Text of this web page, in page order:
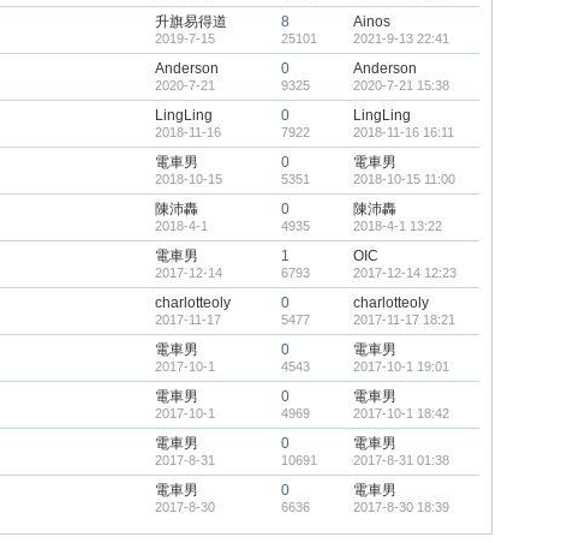
升旗易得道
2019-7-15
8
25101
Ainos
2021-9-13 22:41
Anderson
2020-7-21
0
9325
Anderson
2020-7-21 15:38
LingLing
2018-11-16
0
7922
LingLing
2018-11-16 16:11
電車男
2018-10-15
0
5351
電車男
2018-10-15 11:00
陳沛轟
2018-4-1
0
4935
陳沛轟
2018-4-1 13:22
電車男
2017-12-14
1
6793
OIC
2017-12-14 12:23
charlotteoly
2017-11-17
0
5477
charlotteoly
2017-11-17 18:21
電車男
2017-10-1
0
4543
電車男
2017-10-1 19:01
電車男
2017-10-1
0
4969
電車男
2017-10-1 18:42
電車男
2017-8-31
0
10691
電車男
2017-8-31 01:38
電車男
2017-8-30
0
6636
電車男
2017-8-30 18:39